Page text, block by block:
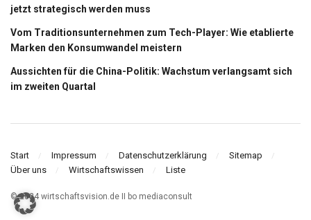
jetzt strategisch werden muss
Vom Traditionsunternehmen zum Tech-Player: Wie etablierte
Marken den Konsumwandel meistern
Aussichten für die China-Politik: Wachstum verlangsamt sich
im zweiten Quartal
Start Impressum Datenschutzerklärung
Sitemap
Über uns
Wirtschaftswissen Liste
© 2024 wirtschaftsvision.de II bo mediaconsult